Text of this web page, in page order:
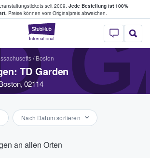
seit 2009. Jede Bestellung ist 100%
Preise können vom Originalpreis abweichen.
StubHub - Wo
& verkaufen
/ Boston
TD Garden
02114
Nach Datum sortieren
an allen Orten